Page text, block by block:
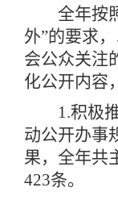
全年按照
外”的要求
会公众关注
化公开内容
1.积极推
动公开办事
果，全年共
423条。